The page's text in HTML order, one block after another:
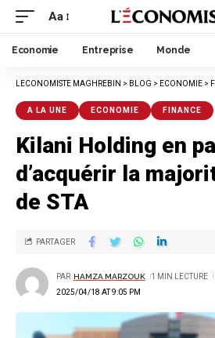
Aa
Economie Entreprise Monde
LECONOMISTE MAGHREBIN > BLOG > ECONOMIE >
A LA UNE ECONOMIE FINANCE
Kilani Holding en
d’acquérir la
de STA
2025/04/18 AT 9:05 PM
PAR HAMZA MARZOUK 1 MIN LECTURE
PARTAGER